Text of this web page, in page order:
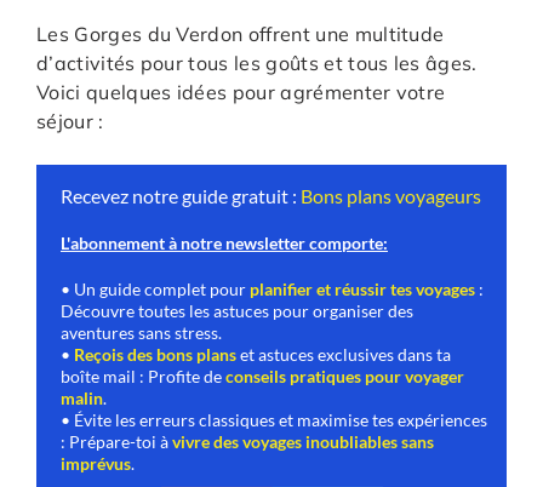
Les Gorges du Verdon offrent une multitude
d’activités pour tous les goûts et tous les âges.
Voici quelques idées pour agrémenter votre
séjour :